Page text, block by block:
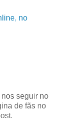
no
seguir no
de fãs no